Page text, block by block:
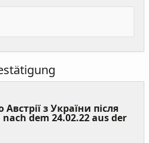
з України після
dem 24.02.22 aus der